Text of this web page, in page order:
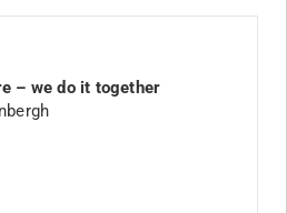
– we do it together